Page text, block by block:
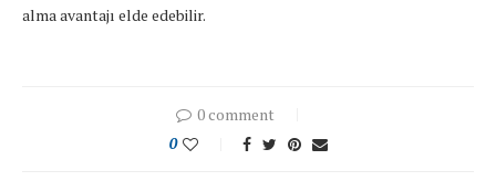
alma avantajı elde edebilir.
0 comment
0